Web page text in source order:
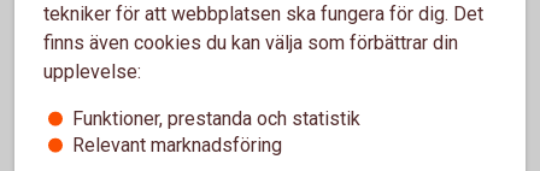
Tips och inspiration för dig som
skog- och lantbrukare
tekniker för att webbplatsen ska fungera för dig. Det
finns även cookies du kan välja som förbättrar din
upplevelse:
Funktioner, prestanda och statistik
Relevant marknadsföring